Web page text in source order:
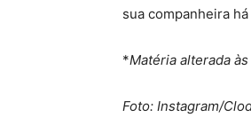
sua companheira
*Matéria alterada
Foto: Instagram/